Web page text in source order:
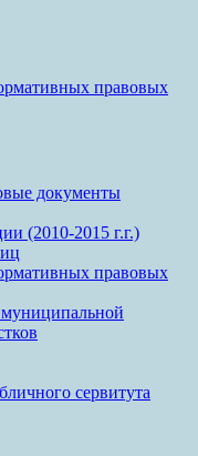
правовых
документы
(2010-2015 г.г.)
правовых
сервитута